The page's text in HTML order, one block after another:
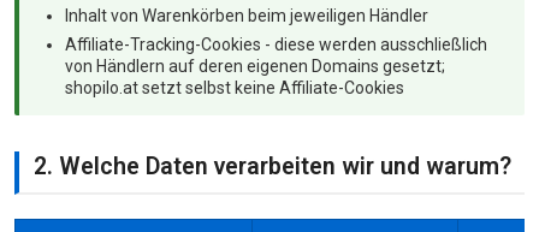
Inhalt von Warenkörben beim jeweiligen Händler
Affiliate-Tracking-Cookies - diese werden ausschließlich
von Händlern auf deren eigenen Domains gesetzt;
shopilo.at setzt selbst keine Affiliate-Cookies
2. Welche Daten verarbeiten wir und warum?